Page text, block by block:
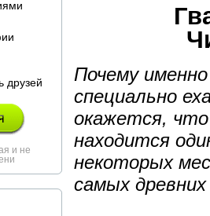
друзей
и не
Почему
специально
окажется,
находится
некоторых
самых